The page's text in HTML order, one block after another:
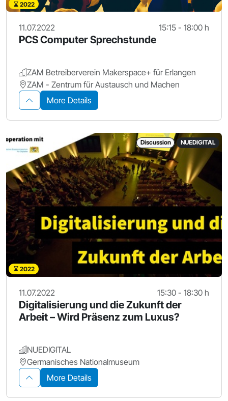
2022
11.07.2022 15:15 - 18:00 h
PCS Computer Sprechstunde
ZAM Betreiberverein Makerspace+ für Erlangen
ZAM - Zentrum für Austausch und Machen
More Details
Discussion NUEDIGITAL
2022
11.07.2022 15:30 - 18:30 h
Digitalisierung und die Zukunft der
Arbeit – Wird Präsenz zum Luxus?
NUEDIGITAL
Germanisches Nationalmuseum
More Details